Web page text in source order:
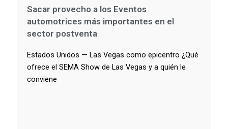
Sacar provecho a los Eventos
automotrices más importantes en el
sector postventa
Estados Unidos — Las Vegas como epicentro ¿Qué
ofrece el SEMA Show de Las Vegas y a quién le
conviene